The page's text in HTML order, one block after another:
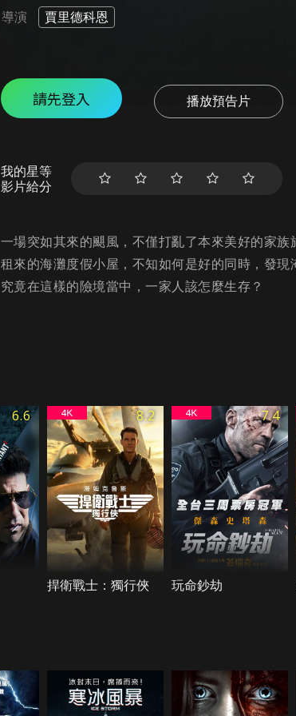
導演 賈里德科恩
請先登入 播放預告片
我的星等
影片給分
一場突如其來的颶風，不僅打亂了本來美好的家族
租來的海灘度假小屋，不知如何是好的同時，發
究竟在這樣的險境當中，一家人該怎麼生存？
6.6 8.2
捍衛戰士：獨行俠
7.4
玩命鈔劫